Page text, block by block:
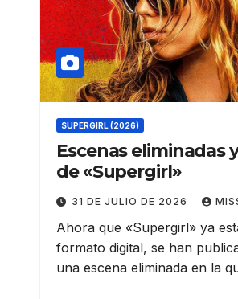
SUPERGIRL (2026)
Escenas eliminadas
de «Supergirl»
31 DE JULIO DE 2026
Ahora que «Supergirl» ya
formato digital, se han
una escena eliminada en la